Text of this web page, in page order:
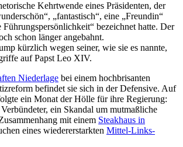
Kehrtwende eines Präsidenten, der
„fantastisch“, eine „Freundin“
Führungspersönlichkeit“ bezeichnet hatte. Der
schon länger angebahnt.
kürzlich wegen seiner, wie sie es nannte,
auf Papst Leo XIV.
Niederlage bei einem hochbrisanten
befindet sie sich in der Defensive. Auf
ein Monat der Hölle für ihre Regierung:
ein Skandal um mutmaßliche
mit einem Steakhaus in
eines wiedererstarkten Mittel-Links-